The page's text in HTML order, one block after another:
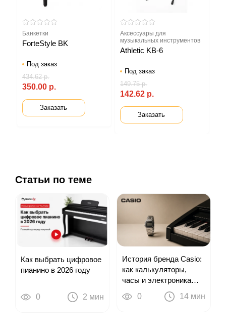
Банкетки
ForteStyle BK
Под заказ
350.00 р.
434.62 р.
Заказать
Аксессуары для
музыкальных инструментов
Athletic KB-6
Под заказ
142.62 р.
149.75 р.
Заказать
Статьи по теме
Как выбрать цифровое
пианино в 2026 году
0 2 мин
История бренда Casio:
как калькуляторы,
часы и электроника
привели к цифровым
пианино
0 14 мин